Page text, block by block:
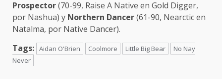
Prospector(70-99, Raise A Native en Gold Digger,
por Nashua) y Northern Dancer(61-90, Nearctic en
Natalma, por Native Dancer).
Tags: Aidan O'Brien Coolmore Little Big Bear
No Nay
Never